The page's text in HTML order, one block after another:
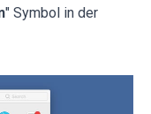
" Symbol in der